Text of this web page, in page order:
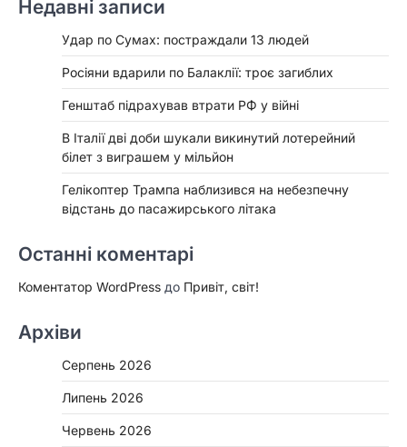
Недавні записи
Удар по Сумах: постраждали 13 людей
Росіяни вдарили по Балаклії: троє загиблих
Генштаб підрахував втрати РФ у війні
В Італії дві доби шукали викинутий лотерейний
білет з виграшем у мільйон
Гелікоптер Трампа наблизився на небезпечну
відстань до пасажирського літака
Останні коментарі
Коментатор WordPress до Привіт, світ!
Архіви
Серпень 2026
Липень 2026
Червень 2026